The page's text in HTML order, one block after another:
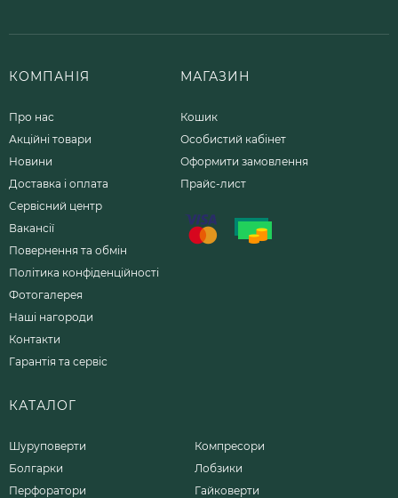
КОМПАНІЯ
Про нас
Акційні товари
Новини
Доставка і оплата
Сервісний центр
Вакансії
Повернення та обмін
Політика конфіденційності
Фотогалерея
Наші нагороди
Контакти
Гарантія та сервіс
МАГАЗИН
Кошик
Особистий кабінет
Оформити замовлення
Прайс-лист
КАТАЛОГ
Шуруповерти
Болгарки
Перфоратори
Компресори
Лобзики
Гайковерти